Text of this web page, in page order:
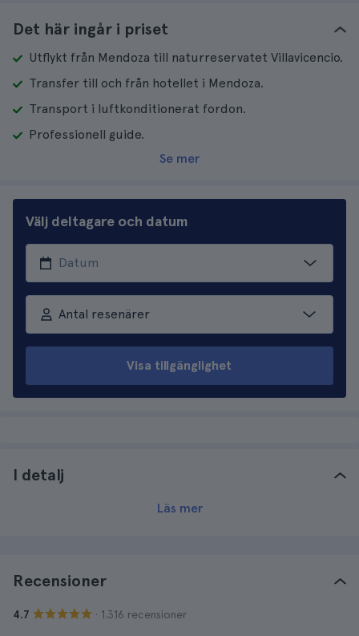
Det här ingår i priset
Utflykt från Mendoza till naturreservatet Villavicencio.
Transfer till och från hotellet i Mendoza.
Transport i luftkonditionerat fordon.
Professionell guide.
Se mer
Välj deltagare och datum
Antal resenärer
Visa tillgänglighet
I detalj
Läs mer
Recensioner
4.7 · 1.316 recensioner